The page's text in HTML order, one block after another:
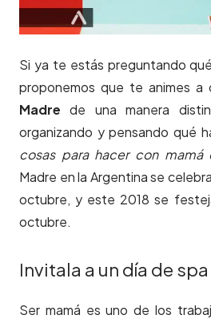
Si ya te estás preguntando
proponemos que te animes a
Madre de una manera
organizando y pensando qué
cosas para hacer con mamá
Madre en la Argentina se
octubre, y este 2018 se
octubre.
Invitala a un día de spa
Ser mamá es uno de los